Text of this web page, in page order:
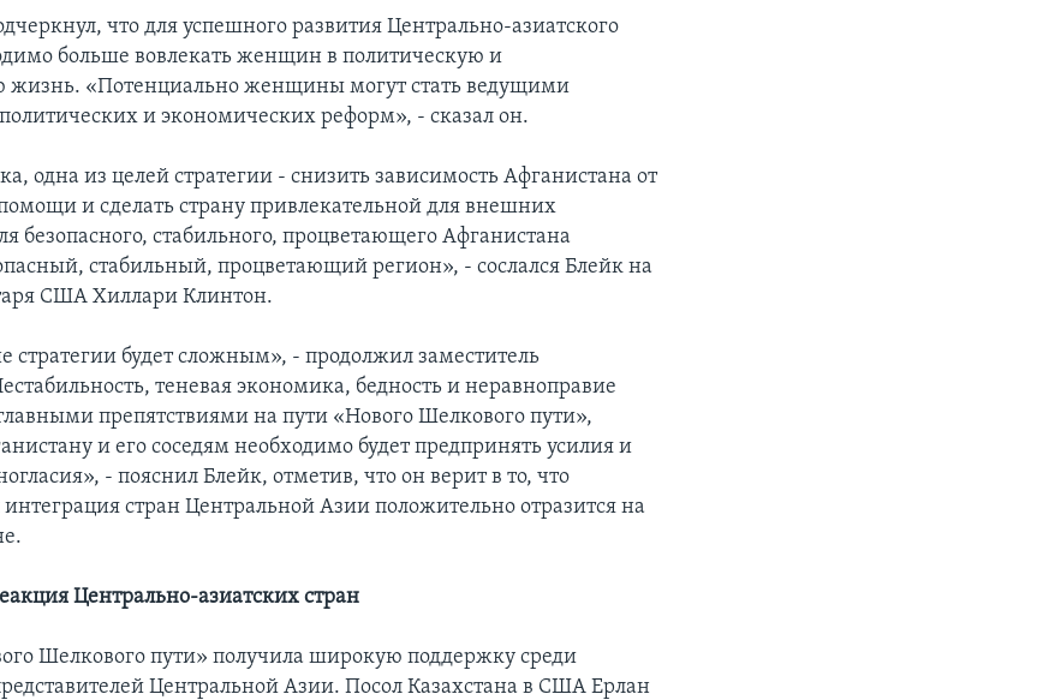
что для успешного развития Центрально-азиатского
больше вовлекать женщин в политическую и
жизнь. «Потенциально женщины могут стать ведущими
и экономических реформ», - сказал он.
одна из целей стратегии - снизить зависимость Афганистана от
и сделать страну привлекательной для внешних
безопасного, стабильного, процветающего Афганистана
стабильный, процветающий регион», - сослался Блейк на
США Хиллари Клинтон.
стратегии будет сложным», - продолжил заместитель
теневая экономика, бедность и неравноправие
препятствиями на пути «Нового Шелкового пути»,
и его соседям необходимо будет предпринять усилия и
- пояснил Блейк, отметив, что он верит в то, что
стран Центральной Азии положительно отразится на
Центрально-азиатских стран
Шелкового пути» получила широкую поддержку среди
Центральной Азии. Посол Казахстана в США Ерлан